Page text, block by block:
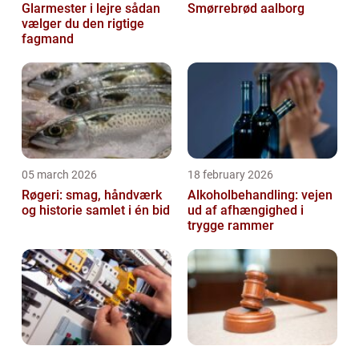
Glarmester i lejre sådan
vælger du den rigtige
fagmand
Smørrebrød aalborg
05 march 2026
Røgeri: smag, håndværk
og historie samlet i én bid
18 february 2026
Alkoholbehandling: vejen
ud af afhængighed i
trygge rammer